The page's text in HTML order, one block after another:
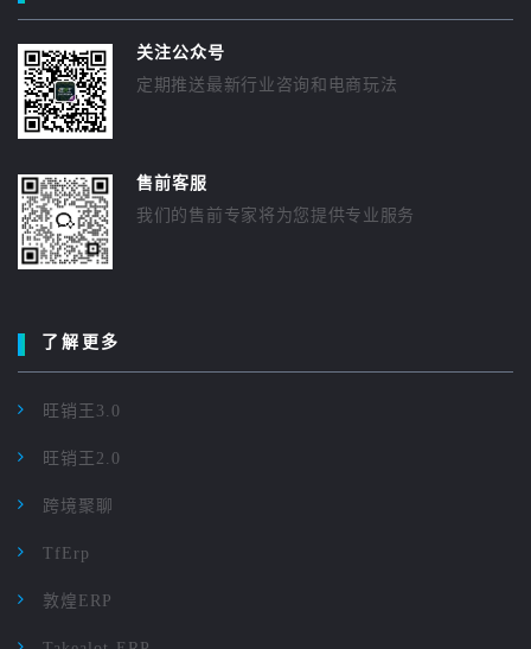
关注公众号
定期推送最新行业咨询和电商玩法
售前客服
我们的售前专家将为您提供专业服务
了解更多
旺销王3.0
旺销王2.0
跨境聚聊
TfErp
敦煌ERP